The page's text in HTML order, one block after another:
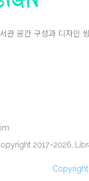
관 공간 구성과 디자인
2017~2026,